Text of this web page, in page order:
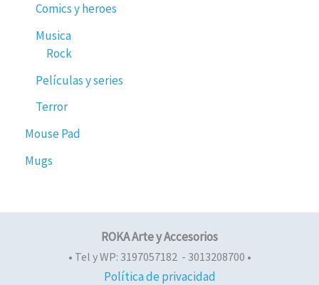
Comics y heroes
Musica
Rock
Películas y series
Terror
Mouse Pad
Mugs
ROKA Arte y Accesorios
• Tel y WP: 3197057182 - 3013208700 •
Política de privacidad